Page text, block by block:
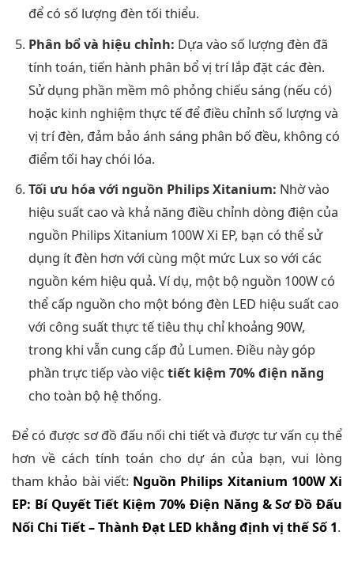
để có số lượng đèn tối thiểu.
Phân bổ và hiệu chỉnh: Dựa vào số lượng đèn đã
tính toán, tiến hành phân bổ vị trí lắp đặt các đèn.
Sử dụng phần mềm mô phỏng chiếu sáng (nếu có)
hoặc kinh nghiệm thực tế để điều chỉnh số lượng và
vị trí đèn, đảm bảo ánh sáng phân bố đều, không có
điểm tối hay chói lóa.
Tối ưu hóa với nguồn Philips Xitanium: Nhờ vào
hiệu suất cao và khả năng điều chỉnh dòng điện của
nguồn Philips Xitanium 100W Xi EP, bạn có thể sử
dụng ít đèn hơn với cùng một mức Lux so với các
nguồn kém hiệu quả. Ví dụ, một bộ nguồn 100W có
thể cấp nguồn cho một bóng đèn LED hiệu suất cao
với công suất thực tế tiêu thụ chỉ khoảng 90W,
trong khi vẫn cung cấp đủ Lumen. Điều này góp
phần trực tiếp vào việctiết kiệm 70% điện năng
cho toàn bộ hệ thống.
Để có được sơ đồ đấu nối chi tiết và được tư vấn cụ thể
hơn về cách tính toán cho dự án của bạn, vui lòng
tham khảo bài viết: Nguồn Philips Xitanium 100W Xi
EP: Bí Quyết Tiết Kiệm 70% Điện Năng & Sơ Đồ Đấu
Nối Chi Tiết – Thành Đạt LED khẳng định vị thế Số 1.